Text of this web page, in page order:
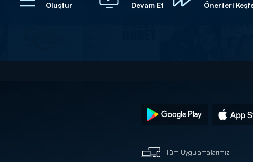
Oluştur
Devam Et
Önerileri
Tüm Uygulamalarımız